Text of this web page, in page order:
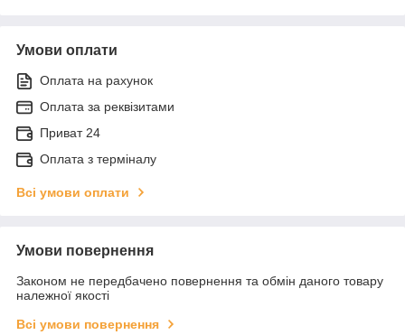
Умови оплати
Оплата на рахунок
Оплата за реквізитами
Приват 24
Оплата з терміналу
Всі умови оплати
Умови повернення
Законом не передбачено повернення та обмін даного товару
належної якості
Всі умови повернення